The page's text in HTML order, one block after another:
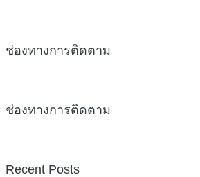
ช่องทางการติดตาม
ช่องทางการติดตาม
Recent Posts